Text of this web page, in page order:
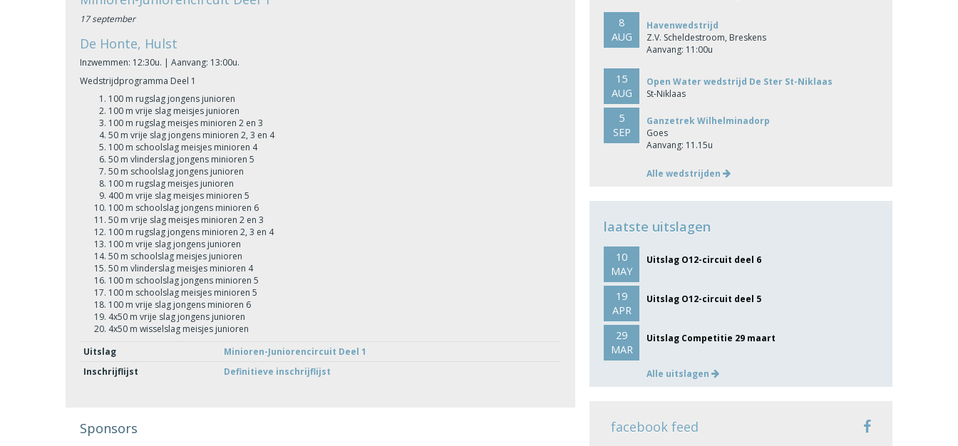
17 september
De Honte, Hulst
Inzwemmen: 12:30u. | Aanvang: 13:00u.
Wedstrijdprogramma Deel 1
100 m rugslag jongens junioren
100 m vrije slag meisjes junioren
100 m rugslag meisjes minioren 2 en 3
50 m vrije slag jongens minioren 2, 3 en 4
100 m schoolslag meisjes minioren 4
50 m vlinderslag jongens minioren 5
50 m schoolslag jongens junioren
100 m rugslag meisjes junioren
400 m vrije slag meisjes minioren 5
100 m schoolslag jongens minioren 6
50 m vrije slag meisjes minioren 2 en 3
100 m rugslag jongens minioren 2, 3 en 4
100 m vrije slag jongens junioren
50 m schoolslag meisjes junioren
50 m vlinderslag meisjes minioren 4
100 m schoolslag jongens minioren 5
100 m schoolslag meisjes minioren 5
100 m vrije slag jongens minioren 6
4x50 m vrije slag jongens junioren
4x50 m wisselslag meisjes junioren
Uitslag
Minioren-Juniorencircuit Deel 1
Inschrijflijst
Definitieve inschrijflijst
Sponsors
8
AUG
Havenwedstrijd
Z.V. Scheldestroom, Breskens
Aanvang: 11:00u
15
AUG
Open Water wedstrijd De Ster St-Niklaas
St-Niklaas
5
SEP
Ganzetrek Wilhelminadorp
Goes
Aanvang: 11.15u
Alle wedstrijden
laatste uitslagen
10
MAY
Uitslag O12-circuit deel 6
19
APR
Uitslag O12-circuit deel 5
29
MAR
Uitslag Competitie 29 maart
Alle uitslagen
facebook feed